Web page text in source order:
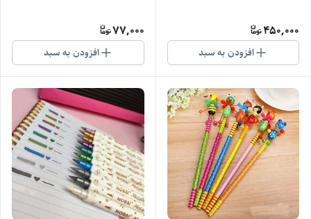
450,000
افزودن به سبد
77,000
افزودن به سبد